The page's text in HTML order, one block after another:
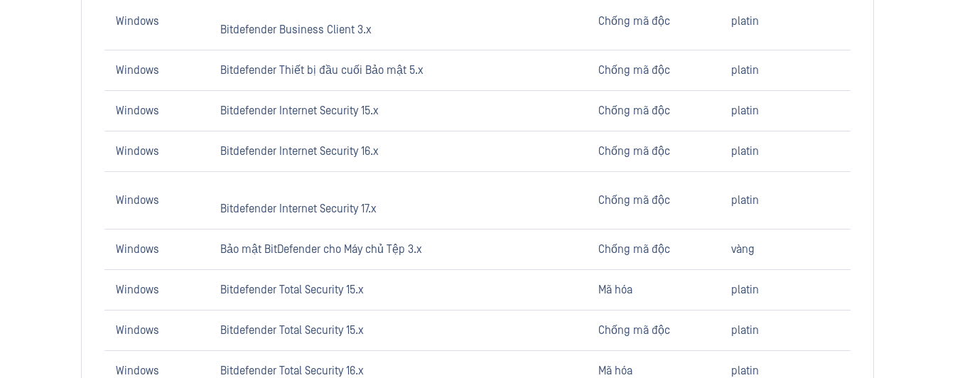
Windows
Bitdefender Business Client 3.x
Chống mã độc platin
Windows Bitdefender Thiết bị đầu cuối Bảo mật 5.x Chống mã độc platin
Windows Bitdefender Internet Security 15.x Chống mã độc platin
Windows Bitdefender Internet Security 16.x Chống mã độc platin
Windows
Bitdefender Internet Security 17.x
Chống mã độc platin
Windows Bảo mật BitDefender cho Máy chủ Tệp 3.x Chống mã độc vàng
Windows Bitdefender Total Security 15.x Mã hóa platin
Windows Bitdefender Total Security 15.x Chống mã độc platin
Windows Bitdefender Total Security 16.x Mã hóa platin